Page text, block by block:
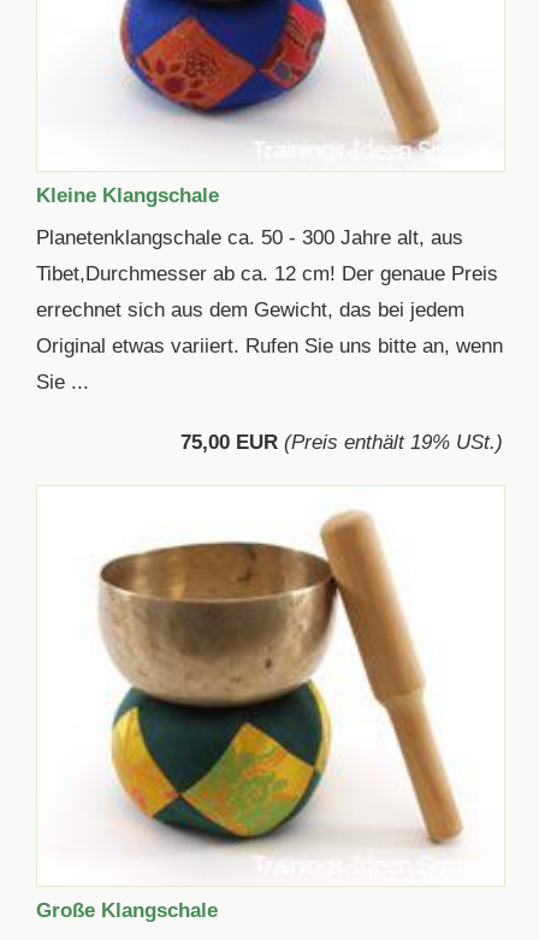
Kleine Klangschale
Planetenklangschale ca. 50 - 300 Jahre alt, aus
Tibet,Durchmesser ab ca. 12 cm! Der genaue Preis
errechnet sich aus dem Gewicht, das bei jedem
Original etwas variiert. Rufen Sie uns bitte an, wenn
Sie ...
75,00 EUR (Preis enthält 19% USt.)
Große Klangschale